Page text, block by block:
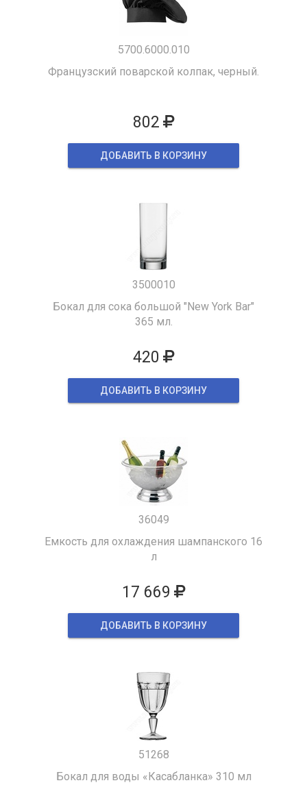
5700.6000.010
Французский поварской колпак, черный.
802
ДОБАВИТЬ В КОРЗИНУ
3500010
Бокал для сока большой "New York Bar"
365 мл.
420
ДОБАВИТЬ В КОРЗИНУ
36049
Емкость для охлаждения шампанского 16
л
17 669
ДОБАВИТЬ В КОРЗИНУ
51268
Бокал для воды «Касабланка» 310 мл